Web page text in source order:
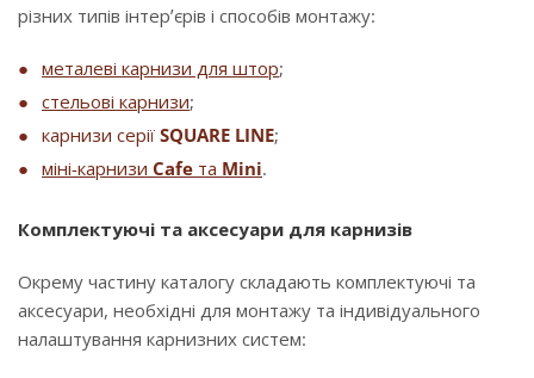
різних типів інтер’єрів і способів монтажу:
металеві карнизи для штор;
стельові карнизи;
карнизи серії SQUARE LINE;
міні-карнизи Cafe та Mini.
Комплектуючі та аксесуари для карнизів
Окрему частину каталогу складають комплектуючі та
аксесуари, необхідні для монтажу та індивідуального
налаштування карнизних систем: